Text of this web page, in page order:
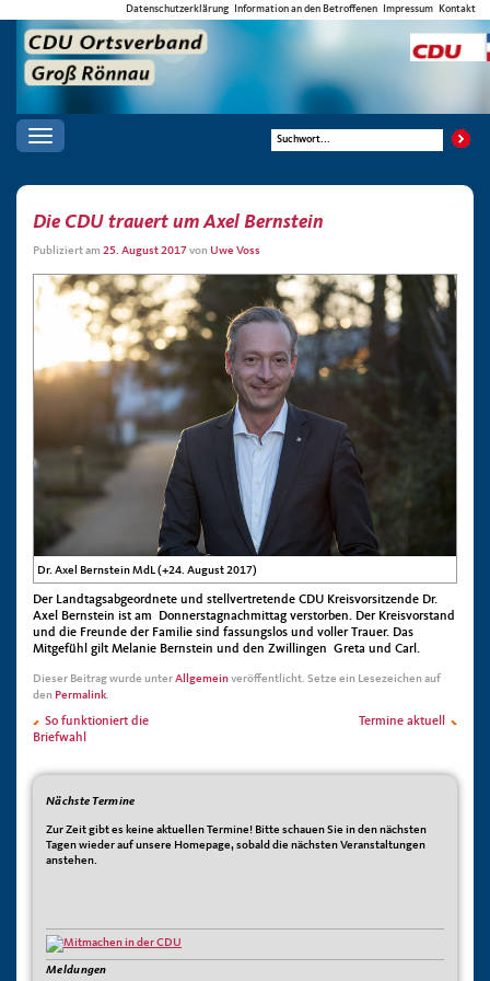
Datenschutzerklärung Information an den Betroffenen Impressum Kontakt
Toggle
navigation
Die CDU trauert um Axel Bernstein
Publiziert am 25. August 2017von Uwe Voss
Dr. Axel Bernstein MdL (+24. August 2017)
Der Landtagsabgeordnete und stellvertretende CDU Kreisvorsitzende Dr.
Axel Bernstein ist am Donnerstagnachmittag verstorben. Der Kreisvorstand
und die Freunde der Familie sind fassungslos und voller Trauer. Das
Mitgefühl gilt Melanie Bernstein und den Zwillingen Greta und Carl.
Dieser Beitrag wurde unterAllgemeinveröffentlicht. Setze ein Lesezeichen auf
den Permalink.
So funktioniert die
Briefwahl
Termine aktuell
Nächste Termine
Zur Zeit gibt es keine aktuellen Termine! Bitte schauen Sie in den nächsten
Tagen wieder auf unsere Homepage, sobald die nächsten Veranstaltungen
anstehen.
Meldungen